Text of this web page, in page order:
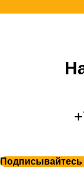
Подписывайтесь